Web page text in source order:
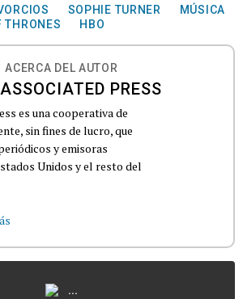
SOPHIE TURNER
MÚSICA
THRONES HBO
ACERCA DEL AUTOR
PRESS
es una cooperativa de
sin fines de lucro, que
y emisoras
Unidos y el resto del
...